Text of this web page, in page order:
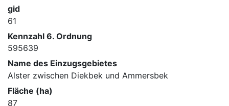
gid
61
Kennzahl 6. Ordnung
595639
Name des Einzugsgebietes
Alster zwischen Diekbek und Ammersbek
Fläche (ha)
87